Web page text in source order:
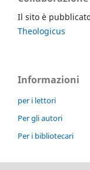
Il sito è
Theologicus
Informazioni
per i lettori
Per gli autori
Per i bibliotecari